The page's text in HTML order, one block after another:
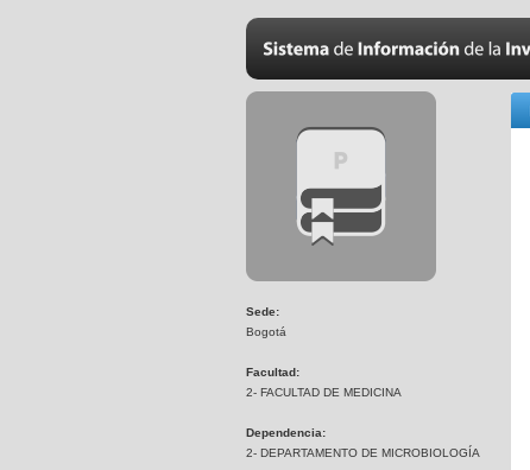
Sede:
Bogotá
Facultad:
2- FACULTAD DE MEDICINA
Dependencia:
2- DEPARTAMENTO DE MICROBIOLOGÍA